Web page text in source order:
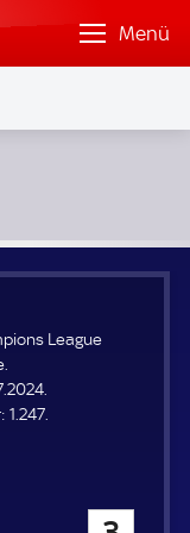
Menü
League
Z1.247.